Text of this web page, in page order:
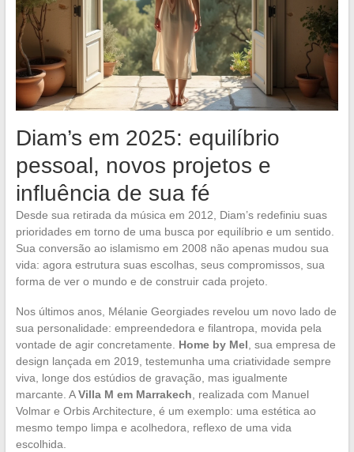
Diam’s em 2025: equilíbrio
pessoal, novos projetos e
influência de sua fé
Desde sua retirada da música em 2012, Diam’s redefiniu suas
prioridades em torno de uma busca por equilíbrio e um sentido.
Sua conversão ao islamismo em 2008 não apenas mudou sua
vida: agora estrutura suas escolhas, seus compromissos, sua
forma de ver o mundo e de construir cada projeto.
Nos últimos anos, Mélanie Georgiades revelou um novo lado de
sua personalidade: empreendedora e filantropa, movida pela
vontade de agir concretamente. Home by Mel , sua empresa de
design lançada em 2019, testemunha uma criatividade sempre
viva, longe dos estúdios de gravação, mas igualmente
marcante. AVilla M em Marrakech , realizada com Manuel
Volmar e Orbis Architecture, é um exemplo: uma estética ao
mesmo tempo limpa e acolhedora, reflexo de uma vida
escolhida.